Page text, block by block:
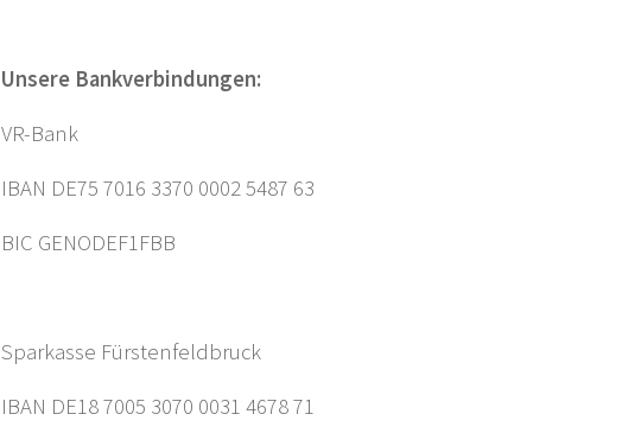
Unsere Bankverbindungen:
VR-Bank
IBAN DE75 7016 3370 0002 5487 63
BIC GENODEF1FBB
Sparkasse Fürstenfeldbruck
IBAN DE18 7005 3070 0031 4678 71